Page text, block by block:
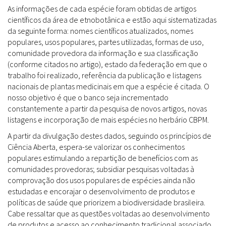
As informações de cada espécie foram obtidas de artigos
científicos da área de etnobotânica e estão aqui sistematizadas
da seguinte forma: nomes científicos atualizados, nomes
populares, usos populares, partes utilizadas, formas de uso,
comunidade provedora da informação e sua classificação
(conforme citados no artigo), estado da federação em que o
trabalho foi realizado, referência da publicação e listagens
nacionais de plantas medicinais em que a espécie é citada. O
nosso objetivo é que o banco seja incrementado
constantemente a partir da pesquisa de novos artigos, novas
listagens e incorporação de mais espécies no herbário CBPM.
A partir da divulgação destes dados, seguindo os princípios de
Ciência Aberta, espera-se valorizar os conhecimentos
populares estimulando a repartição de benefícios com as
comunidades provedoras; subsidiar pesquisas voltadas à
comprovação dos usos populares de espécies ainda não
estudadas e encorajar o desenvolvimento de produtos e
políticas de saúde que priorizem a biodiversidade brasileira.
Cabe ressaltar que as questões voltadas ao desenvolvimento